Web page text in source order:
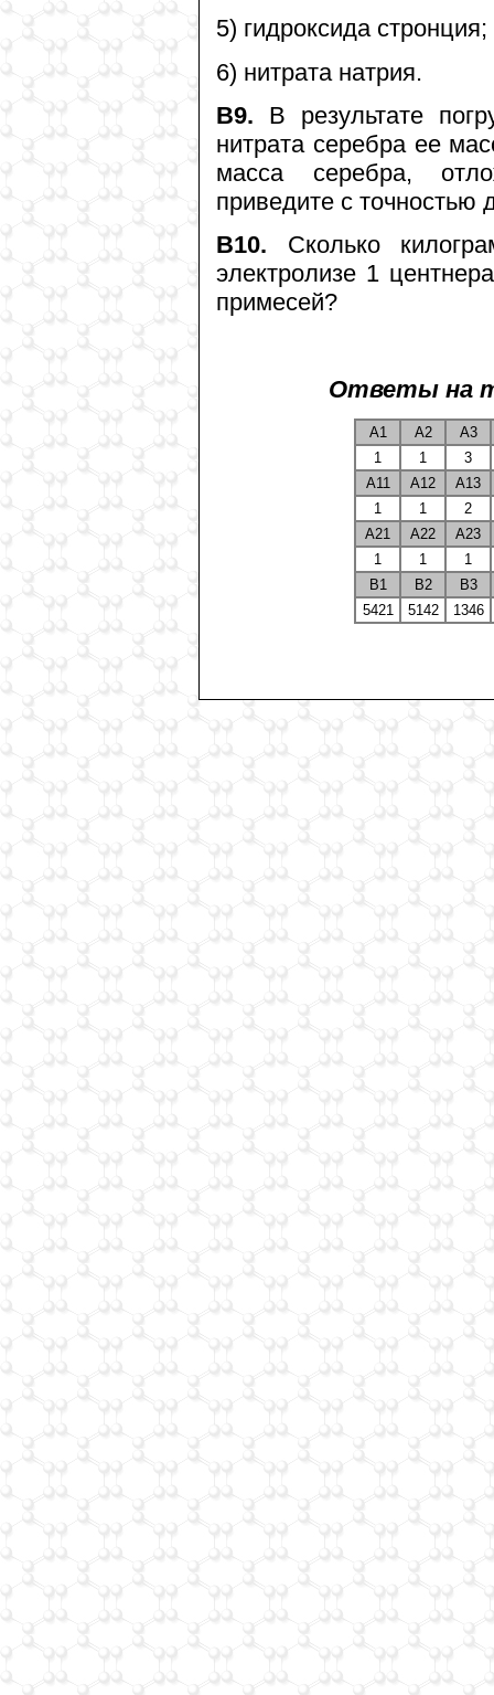
5) гидроксида стронция;
6) нитрата натрия.
В9. В результате
нитрата серебра ее
масса серебра,
приведите с точностью
В10. Сколько
электролизе 1
примесей?
Ответы на
А1 А2
А3
1
1
3
А11
А12
А13
1
1
2
А21
А22
А23
1
1
1
В1
В2
В3
5421
5142 1346